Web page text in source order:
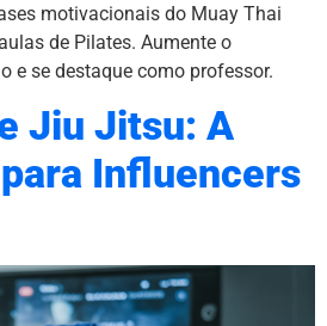
motivacionais do Muay Thai
de Pilates. Aumente o
e se destaque como professor.
Jiu Jitsu: A
Influencers